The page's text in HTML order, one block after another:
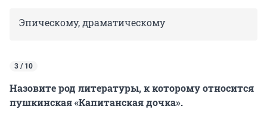
Эпическому, драматическому
3 / 10
Назовите род литературы, к которому относится
пушкинская «Капитанская дочка».